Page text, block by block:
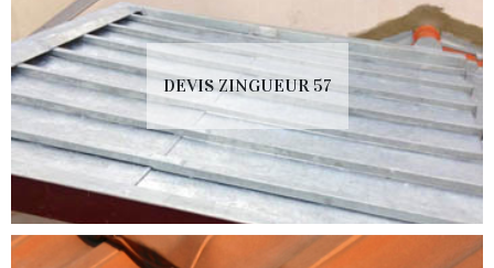
DEVIS ZINGUEUR 57